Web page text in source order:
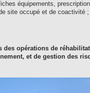
équipements,
site occupé et de coactivité ;
des opérations de
et de gestion des